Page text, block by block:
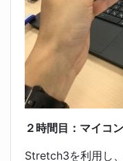
２時間目：マイコ
Stretch3を利用し